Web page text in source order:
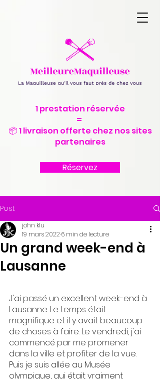
1 prestation réservée
=
📦 1 livraison offerte chez nos sites
partenaires
Réservez
Post
Un grand week-end à
Lausanne
john klu
19 mars 2022 6 min de lecture
J'ai passé un excellent week-end à
Lausanne. Le temps était
magnifique et il y avait beaucoup
de choses à faire. Le vendredi, j'ai
commencé par me promener
dans la ville et profiter de la vue.
Puis je suis allée au Musée
olympique, qui était vraiment